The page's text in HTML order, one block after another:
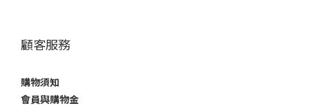
顧客服務
購物須知
會員與購物金